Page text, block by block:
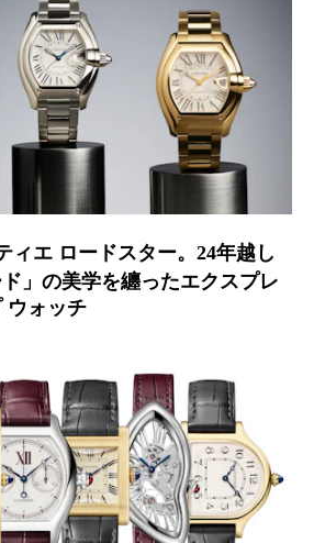
ィエ ロードスター。24年越し
」の美学を纏ったエクスプレ
ウォッチ